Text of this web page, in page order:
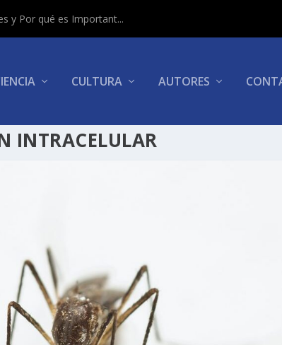
y Por qué es Important...
CULTURA AUTORES
INTRACELULAR